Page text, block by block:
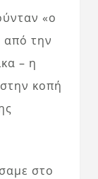
«ο
την
– η
κοπή
στο